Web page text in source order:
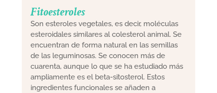
Fitoesteroles
Son esteroles vegetales, es decir, moléculas
esteroidales similares al colesterol animal. Se
encuentran de forma natural en las semillas
de las leguminosas. Se conocen más de
cuarenta, aunque lo que se ha estudiado más
ampliamente es el beta-sitosterol. Estos
ingredientes funcionales se añaden a